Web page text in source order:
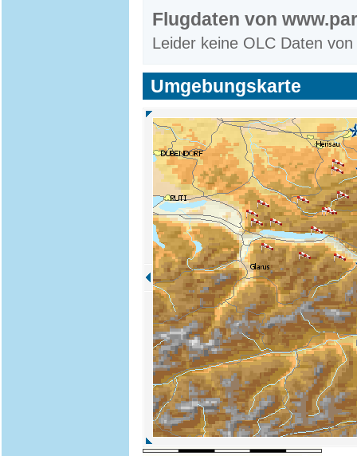
Flugdaten von
Leider keine OLC Daten
Umgebungskarte